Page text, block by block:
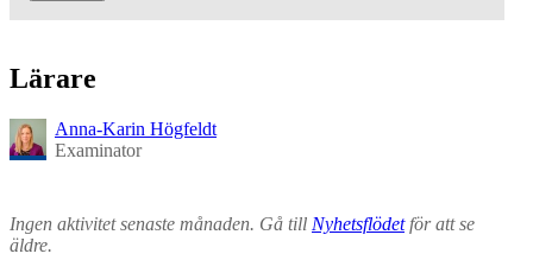
Lärare
Anna-Karin Högfeldt
Examinator
Ingen aktivitet senaste månaden. Gå till Nyhetsflödetför att se
äldre.